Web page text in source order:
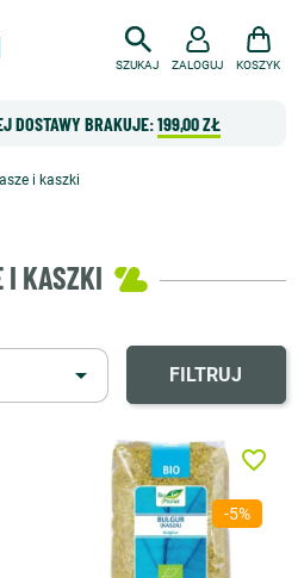
SZUKAJ
DOSTAWY BRAKUJE:199,00 ZŁ
ZALOGUJ KOSZYK
i kaszki
I KASZKI
 FILTRUJ
-5%
favorite_border